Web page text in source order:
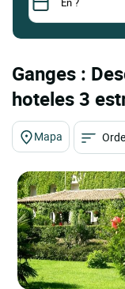
Ganges :
hoteles 3
Mapa